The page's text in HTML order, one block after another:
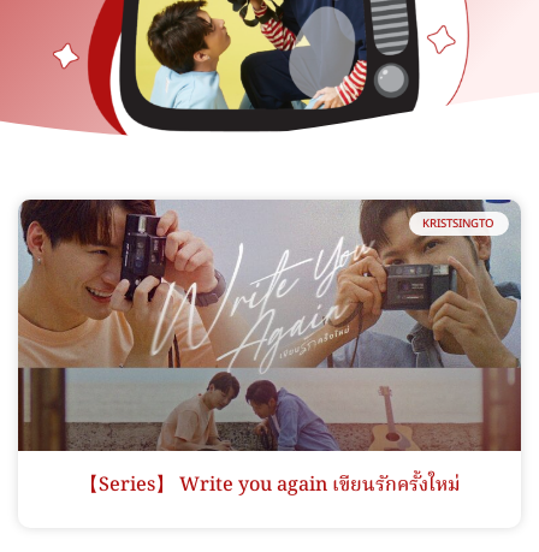
KRISTSINGTO
【Series】 Write you again เขียนรักครั้งใหม่